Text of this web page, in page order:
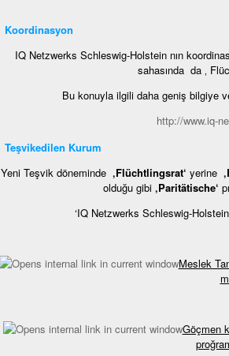
Koordinasyon
IQ Netzwerks Schleswig-Holstein nın
sahasında da ‚
Bu konuyla ilgili daha geniş bilgiye
http://www.iq-
Teşvikedilen Kurum
Yeni Teşvik döneminde ‚Flüchtlingsrat‘ yerine
olduğu gibi ‚Paritätische‘
‘IQ Netzwerks Schleswig-
Meslek
Göçmen